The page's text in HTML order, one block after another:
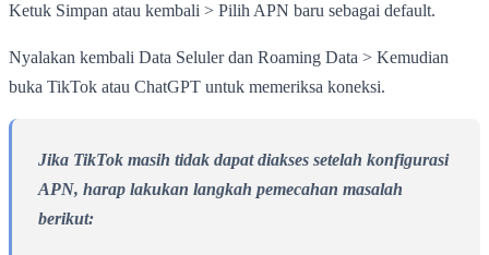
Ketuk Simpan atau kembali > Pilih APN baru sebagai default.
Nyalakan kembali Data Seluler dan Roaming Data > Kemudian
buka TikTok atau ChatGPT untuk memeriksa koneksi.
Jika TikTok masih tidak dapat diakses setelah konfigurasi
APN, harap lakukan langkah pemecahan masalah
berikut: